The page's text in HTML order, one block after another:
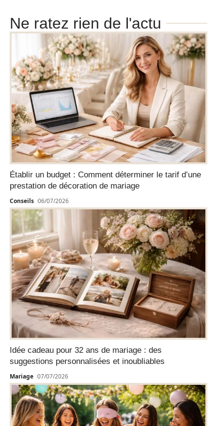
Ne ratez rien de l'actu
Établir un budget : Comment déterminer le tarif d’une
prestation de décoration de mariage
Conseils 06/07/2026
Idée cadeau pour 32 ans de mariage : des
suggestions personnalisées et inoubliables
Mariage 07/07/2026